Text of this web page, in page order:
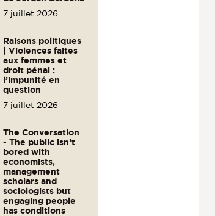
7 juillet 2026
Raisons politiques
| Violences faites
aux femmes et
droit pénal :
l’impunité en
question
7 juillet 2026
The Conversation
- The public isn’t
bored with
economists,
management
scholars and
sociologists but
engaging people
has conditions